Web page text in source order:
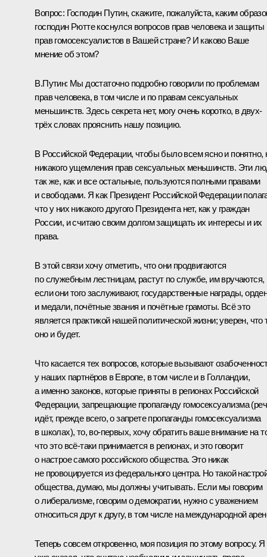
Вопрос: Господин Путин, скажите, пожалуйста, каким
господин Рютте коснулся вопросов прав человека и защиты
прав гомосексуалистов в Вашей стране? И каково Ваше
мнение об этом?
В.Путин: Мы достаточно подробно говорили по проблемам
прав человека, в том числе и по правам сексуальных
меньшинств. Здесь секрета нет, могу очень коротко, в двух-
трёх словах прояснить нашу позицию.
В Российской Федерации, чтобы было всем ясно и понятно,
никакого ущемления прав сексуальных меньшинств. Эти
так же, как и все остальные, пользуются полными правами
и свободами. Я как Президент Российской Федерации
что у них никакого другого Президента нет, как у граждан
России, и считаю своим долгом защищать их интересы и их
права.
В этой связи хочу отметить, что они продвигаются
по служебным лестницам, растут по службе, им вручаются,
если они того заслуживают, государственные награды,
и медали, почётные звания и почётные грамоты. Всё это
является практикой нашей политической жизни; уверен, что
оно и будет.
Что касается тех вопросов, которые вызывают
у наших партнёров в Европе, в том числе и в Голландии,
а именно законов, которые приняты в регионах Российской
Федерации, запрещающие пропаганду гомосексуализма
идёт, прежде всего, о запрете пропаганды гомосексуализма
в школах), то, во‑первых, хочу обратить ваше внимание на
что это всё‑таки принимается в регионах, и это говорит
о настрое самого российского общества. Это никак
не провоцируется из федерального центра. Но такой
общества, думаю, мы должны учитывать. Если мы говорим
о либерализме, говорим о демократии, нужно с уважением
относиться друг к другу, в том числе на международной
Теперь совсем откровенно, моя позиция по этому вопросу. Я